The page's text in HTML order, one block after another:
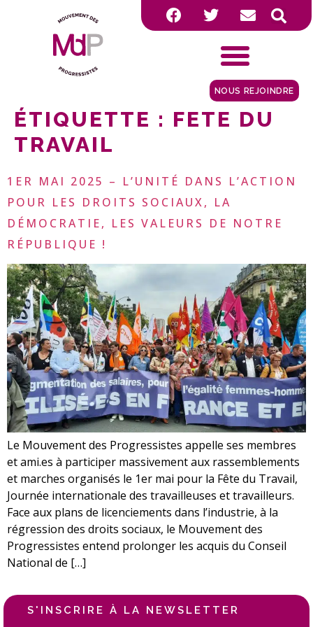
NOUS REJOINDRE
ÉTIQUETTE : FETE DU
TRAVAIL
1ER MAI 2025 – L’UNITÉ DANS L’ACTION
POUR LES DROITS SOCIAUX, LA
DÉMOCRATIE, LES VALEURS DE NOTRE
RÉPUBLIQUE !
Le Mouvement des Progressistes appelle ses membres
et ami.es à participer massivement aux rassemblements
et marches organisés le 1er mai pour la Fête du Travail,
Journée internationale des travailleuses et travailleurs.
Face aux plans de licenciements dans l’industrie, à la
régression des droits sociaux, le Mouvement des
Progressistes entend prolonger les acquis du Conseil
National de […]
S'INSCRIRE À LA NEWSLETTER